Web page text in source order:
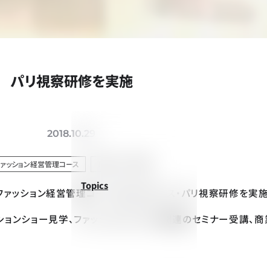
Topics
パリ視察研修を実施
2018.10.29
ッション経営管理コース
ション経営管理コースによるフランス・パリ視察研修を実施
ンショー見学、ファッションビジネス関連のセミナー受講、